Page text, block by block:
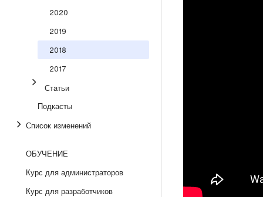
2020
2019
2018
2017
Статьи
Подкасты
Список изменений
ОБУЧЕНИЕ
Курс для администраторов
Курс для разработчиков